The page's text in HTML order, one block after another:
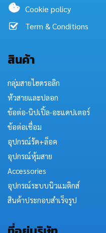
Cookie policy
Term & Conditions
สินค้า
กลุ่มสายไฮดรอลิก
หัวสายและปลอก
ข้อต่อ-นิปเปิ้ล-อะแดปเตอร์
ข้อต่อเชื่อม
อุปกรณ์รัด+ล็อค
อุปกรณ์หุ้มสาย
Accessories
อุปกรณ์ระบบนิวแมติกส์
สินค้าประกอบสำเร็จรูป